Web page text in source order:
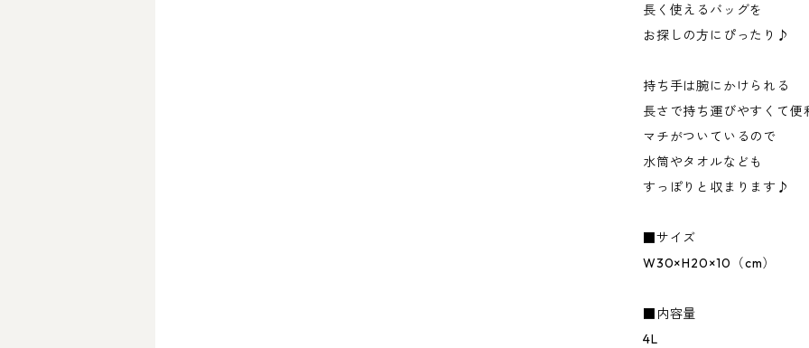
長く使えるバッグを
お探しの方にぴったり♪
持ち手は腕にかけられる
長さで持ち運びやすくて便
マチがついているので
水筒やタオルなども
すっぽりと収まります♪
■サイズ
W30×H20×10（cm）
■内容量
4L